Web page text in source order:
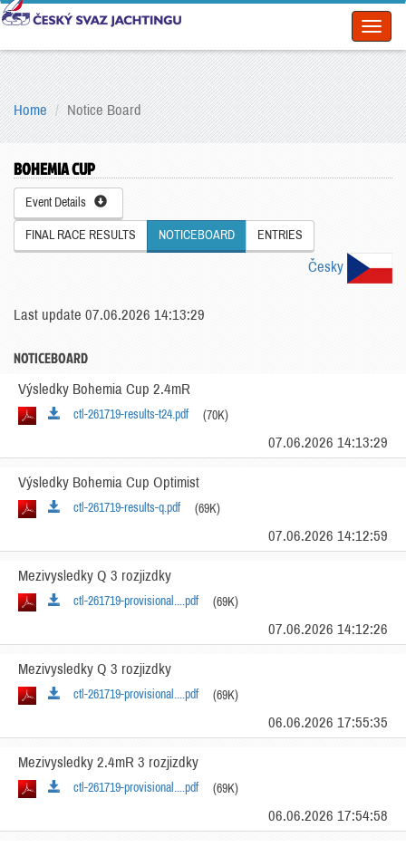
Home Notice Board
BOHEMIA CUP
Event Details
FINAL RACE RESULTS NOTICEBOARD ENTRIES
Česky
Last update 07.06.2026 14:13:29
NOTICEBOARD
Výsledky Bohemia Cup 2.4mR
ctl-261719-results-t24.pdf (70K)
07.06.2026 14:13:29
Výsledky Bohemia Cup Optimist
ctl-261719-results-q.pdf (69K)
07.06.2026 14:12:59
Mezivysledky Q 3 rozjizdky
ctl-261719-provisional....pdf (69K)
07.06.2026 14:12:26
Mezivysledky Q 3 rozjizdky
ctl-261719-provisional....pdf (69K)
06.06.2026 17:55:35
Mezivysledky 2.4mR 3 rozjizdky
ctl-261719-provisional....pdf (69K)
06.06.2026 17:54:58